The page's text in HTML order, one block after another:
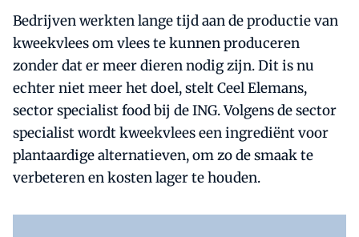
Bedrijven werkten lange tijd aan de productie van
kweekvlees om vlees te kunnen produceren
zonder dat er meer dieren nodig zijn. Dit is nu
echter niet meer het doel, stelt Ceel Elemans,
sector specialist food bij de ING. Volgens de sector
specialist wordt kweekvlees een ingrediënt voor
plantaardige alternatieven, om zo de smaak te
verbeteren en kosten lager te houden.